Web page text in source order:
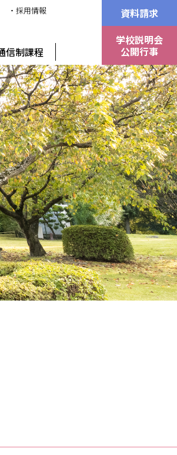
・採用情報
信制課程
資料請求
学校説明会
公開行事